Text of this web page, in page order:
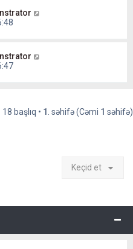
18 başlıq • 1 . səhifə (Cəmi 1 səhifə)
Keçid et